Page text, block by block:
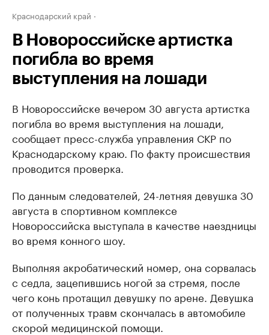
Краснодарский край
В Новороссийске артистка
погибла во время
выступления на лошади
В Новороссийске вечером 30 августа артистка
погибла во время выступления на лошади,
сообщает пресс-служба управления СКР по
Краснодарскому краю. По факту происшествия
проводится проверка.
По данным следователей, 24-летняя девушка 30
августа в спортивном комплексе
Новороссийска выступала в качестве наездницы
во время конного шоу.
Выполняя акробатический номер, она сорвалась
с седла, зацепившись ногой за стремя, после
чего конь протащил девушку по арене. Девушка
от полученных травм скончалась в автомобиле
скорой медицинской помощи.